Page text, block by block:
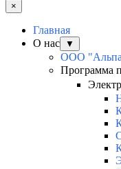
×
Главная
О нас
▼
ООО
Программа